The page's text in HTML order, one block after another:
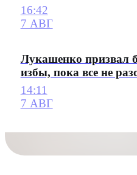
16:42
7 АВГ
Лукашенко призвал
избы, пока все не
14:11
7 АВГ